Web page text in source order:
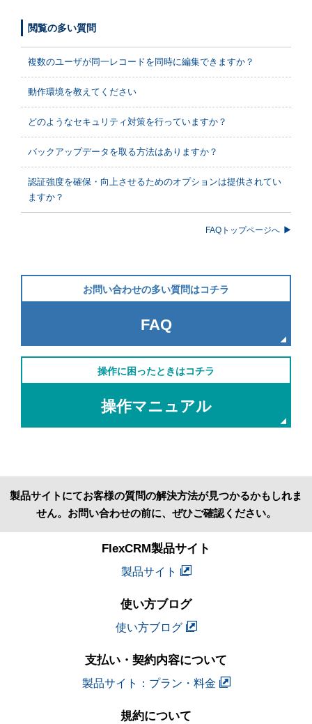
閲覧の多い質問
複数のユーザが同一レコードを同時に編集できますか？
動作環境を教えてください
どのようなセキュリティ対策を行っていますか？
バックアップデータを取る方法はありますか？
認証強度を確保・向上させるためのオプションは提供されてい
ますか？
FAQトップページへ
お問い合わせの多い質問はコチラ
FAQ
操作に困ったときはコチラ
操作マニュアル
製品サイトにてお客様の質問の解決方法が見つかるかもしれま
せん。お問い合わせの前に、ぜひご確認ください。
FlexCRM製品サイト
製品サイト
使い方ブログ
使い方ブログ
支払い・契約内容について
製品サイト：プラン・料金
規約について